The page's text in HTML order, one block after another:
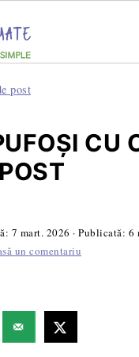
post
CU
7 mart. 2026 · Publicată: 6
un comentariu